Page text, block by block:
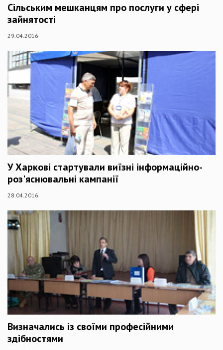
Сільським мешканцям про послуги у сфері
зайнятості
29.04.2016
У Харкові стартували виїзні інформаційно-
роз'яснювальні кампанії
28.04.2016
Визначались із своїми професійними
здібностями